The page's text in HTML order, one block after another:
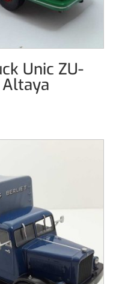
Unic ZU-
Altaya